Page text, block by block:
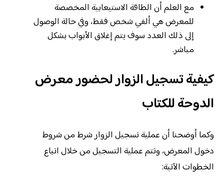
مع العلم أن الطاقة الاستيعابية المخصصة
للمعرض هي ألفي شخص فقط، وفي حالة الوصول
إلى ذلك العدد سوف يتم إغلاق الأبواب بشكل
مباشر.
كيفية تسجيل الزوار لحضور معرض
الدوحة للكتاب
وكما أوضحنا أن عملية تسجيل الزوار شرط من شروط
دخول المعرض، وتتم عملية التسجيل من خلال اتباع
الخطوات الآتية: